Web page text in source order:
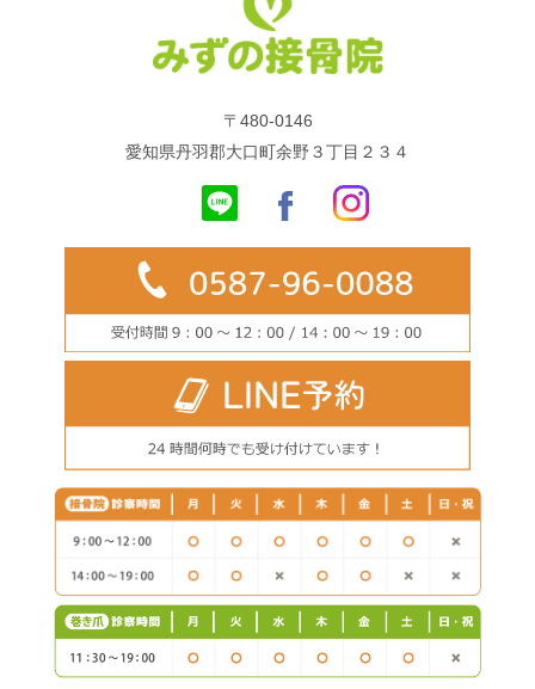
〒480-0146
愛知県丹羽郡大口町余野３丁目２３４